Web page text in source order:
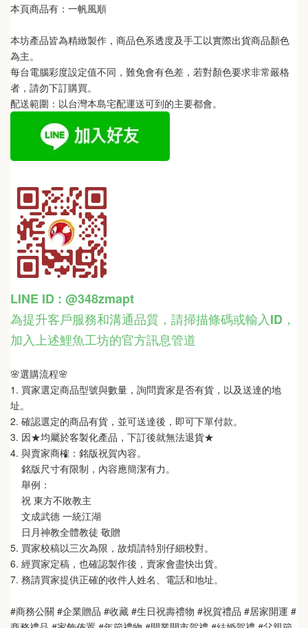
本頁商品有：一帆風順
本坊產品皆為精緻製作，商品色系透度及手工以實際出貨商品顏色
為主。
每台電腦彩度設定值不同，難免會有色差，若對顏色要求非常嚴格
者，請勿下訂購買。
配送範圍：以台灣本島宅配運送可到的主要都會。
LINE ID : @348zmapt
為提升客戶服務和溝通品質，請掃描條碼或輸入ID ，
加入上述鯉魚工坊的官方訊息管道
🌸選購流程🌸
1. 買家選定商品型號與數量，詢問賣家是否有貨，以及送達的地
址。
2. 確認選定的商品有貨，並可送達後，即可下單付款。
3. 因★均屬於客製化產品，下訂後就無法退貨★
4. 與賣家商榷：銘版祝賀內容。
銘版尺寸有限制，內容應簡潔有力。
舉例：
祝 東方不敗教主
文成武德 一統江湖
日月神教全體教徒 敬贈
5. 買家校稿以三次為限，故煩請特別仔細校對。
6. 經買家定稿，也確認製作後，賣家會盡快出貨。
7. 務請買家提供正確的收件人姓名、電話和地址。
#商務公關 #企業贈品 #收藏 #生日祝壽禮物 #祝賀禮品 #居家開運 #